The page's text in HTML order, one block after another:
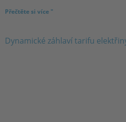
Přečtěte si více "